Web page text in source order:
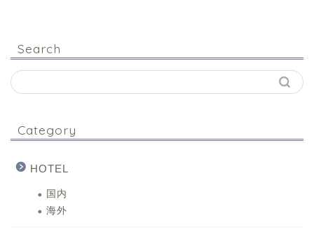
Search
Category
HOTEL
国内
海外